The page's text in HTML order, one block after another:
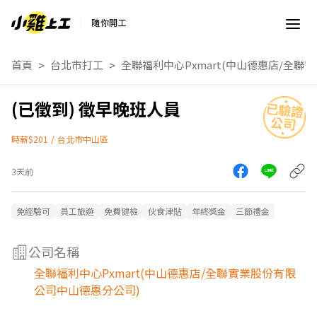
隨你開工
首頁 台北市打工 全聯福利中心Pxmart(中山德惠店/全聯
徵早晚班人員
時薪$201 / 台北市中山區
3天前
免經驗可 員工旅遊 免費健檢 伙食津貼 年終獎金 三節禮金
公司名稱
全聯福利中心Pxmart(中山德惠店/全聯實業股份有限
公司中山德惠分公司)